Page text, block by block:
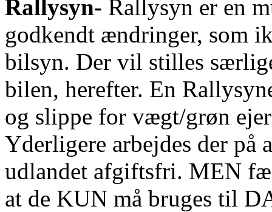
Rallysyn- Rallysyn er en
godkendt ændringer, som
bilsyn. Der vil stilles
bilen, herefter. En
og slippe for vægt/grøn
Yderligere arbejdes der på
udlandet afgiftsfri. MEN
at de KUN må bruges til